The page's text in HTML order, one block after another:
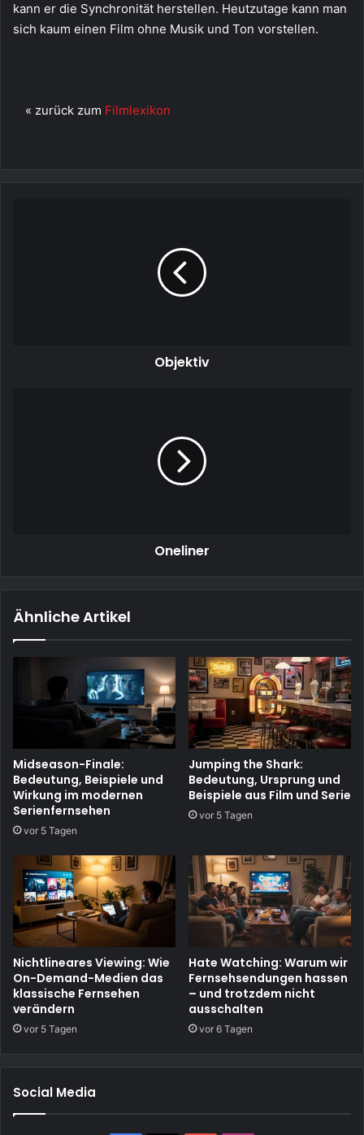
kann er die Synchronität herstellen. Heutzutage kann man
sich kaum einen Film ohne Musik und Ton vorstellen.
« zurück zum Filmlexikon
Objektiv
Oneliner
Ähnliche Artikel
Midseason-Finale:
Bedeutung, Beispiele und
Wirkung im modernen
Serienfernsehen
vor 5 Tagen
Jumping the Shark:
Bedeutung, Ursprung und
Beispiele aus Film und Serie
vor 5 Tagen
Nichtlineares Viewing: Wie
On-Demand-Medien das
klassische Fernsehen
verändern
vor 5 Tagen
Hate Watching: Warum wir
Fernsehsendungen hassen
– und trotzdem nicht
ausschalten
vor 6 Tagen
Social Media